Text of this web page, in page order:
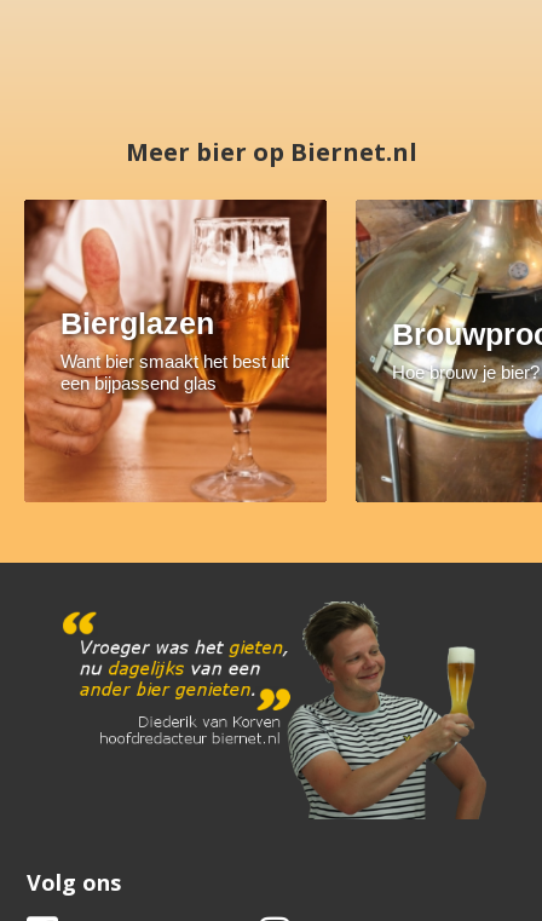
Meer bier op Biernet.nl
Bierglazen
Want bier smaakt het best uit
een bijpassend glas
Hoe brouw je bier?
Volg ons